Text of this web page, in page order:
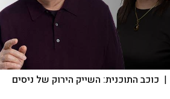
| כוכב התוכנית: השייק הירוק של ניסים